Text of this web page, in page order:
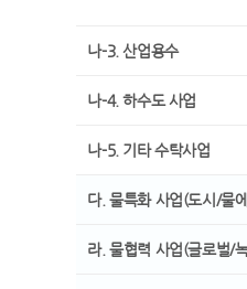
나-3. 산업용수
나-4. 하수도 사업
나-5. 기타 수탁사업
다. 물특화 사업(도시/물
라. 물협력 사업(글로벌/